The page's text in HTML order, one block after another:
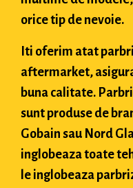
orice tip de nevoie.
Iti oferim atat
aftermarket,
buna calitate.
sunt produse de
Gobain sau Nord
inglobeaza toate
le inglobeaza